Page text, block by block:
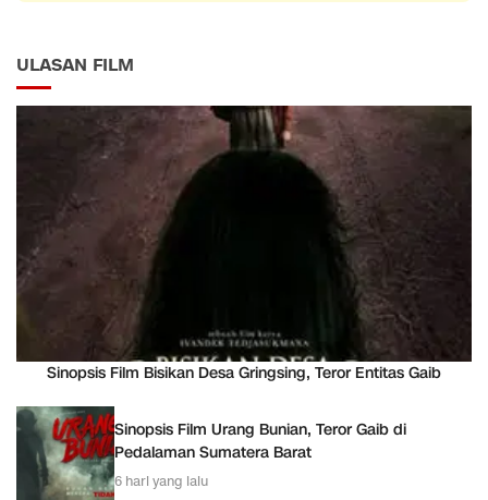
ULASAN FILM
Sinopsis Film Bisikan Desa Gringsing, Teror Entitas Gaib
Sinopsis Film Urang Bunian, Teror Gaib di
Pedalaman Sumatera Barat
6 hari yang lalu